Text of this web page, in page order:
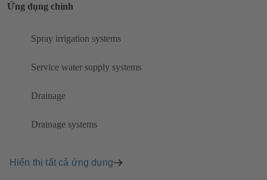
Ứng dụng chính
Spray irrigation systems
Service water supply systems
Drainage
Drainage systems
Hiển thị tất cả ứng dụng